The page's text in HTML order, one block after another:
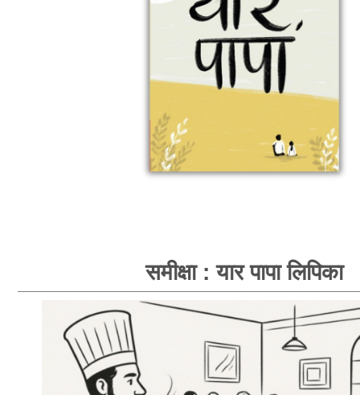
समीक्षा : यार पापा लिपिका